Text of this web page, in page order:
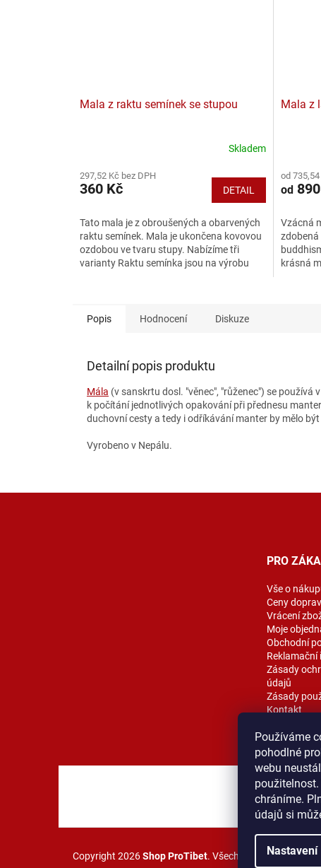
Používáme
pohodlné
webu
chráníme.
údajů si
Nastavení
Mala z raktu semínek se stupou
produktu
je
z
hvězdiček.
Skladem
297,52 Kč bez DPH
360 Kč DETAIL
Tato mala je z obroušených a obarvených
raktu semínek. Mala je ukončena kovovou
ozdobou ve tvaru stupy. Nabízíme tři
varianty Raktu semínka jsou na výrobu
Mala z
produktu
je
z
hvězdiček.
od
od
Vzácná
krásná
Popis Hodnocení Diskuze
Detailní popis produktu
Mála (v sanskrtu dosl. "věnec", "růženec") se
k počítání jednotlivých opakování při přednesu
duchovní cesty a tedy i odříkávání manter by mělo
Vyrobeno v Nepálu.
PRO
Vše o
Ceny
Vrácení
Moje
Obchodní
Reklamační
Zásady
údajů
Zásady
Kontakt
MOST
Copyright 2026Shop ProTibet. Všechna práva